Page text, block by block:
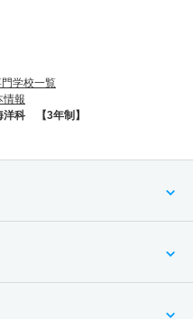
学校一覧
情報
洋科 【3年制】